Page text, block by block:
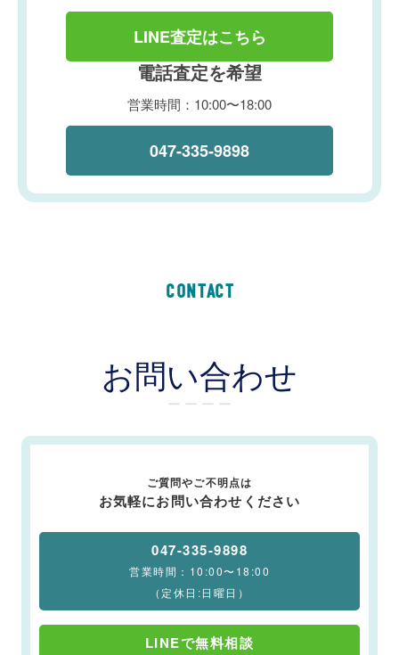
LINE査定はこちら
電話査定を希望
営業時間：10:00〜18:00
047-335-9898
CONTACT
お問い合わせ
ー ー ー ー
ご質問やご不明点は
お気軽にお問い合わせください
047-335-9898
営業時間：10:00〜18:00
（定休日:日曜日）
LINEで無料相談